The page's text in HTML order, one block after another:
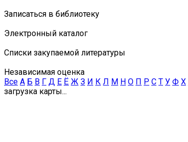
Записаться в библиотеку
Электронный каталог
Списки закупаемой литературы
Независимая оценка
Все А Б В Г Д Е Ё Ж З И К Л М Н О П Р С Т У Ф Х
загрузка карты...